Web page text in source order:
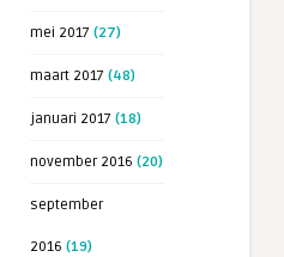
mei 2017 (27)
maart 2017 (48)
januari 2017 (18)
november 2016 (20)
september
2016 (19)